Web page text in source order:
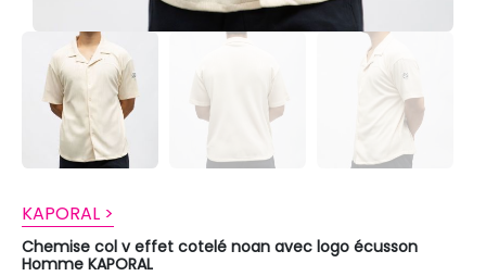
KAPORAL >
Chemise col v effet cotelé noan avec logo écusson
Homme KAPORAL